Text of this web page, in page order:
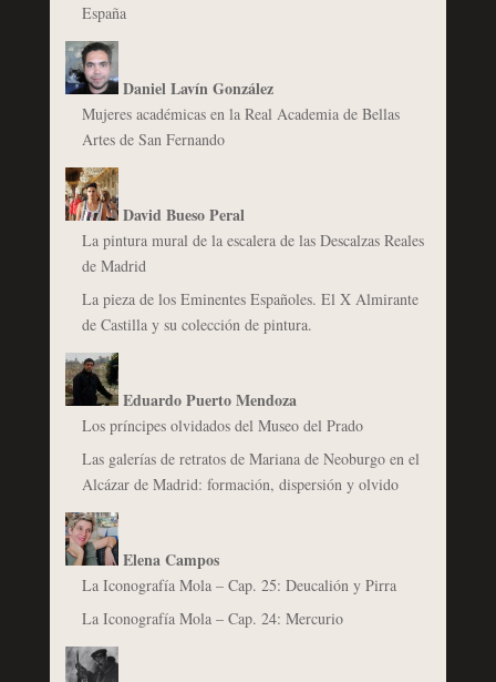
España
Daniel Lavín González
Mujeres académicas en la Real Academia de Bellas
Artes de San Fernando
David Bueso Peral
La pintura mural de la escalera de las Descalzas Reales
de Madrid
La pieza de los Eminentes Españoles. El X Almirante
de Castilla y su colección de pintura.
Eduardo Puerto Mendoza
Los príncipes olvidados del Museo del Prado
Las galerías de retratos de Mariana de Neoburgo en el
Alcázar de Madrid: formación, dispersión y olvido
Elena Campos
La Iconografía Mola – Cap. 25: Deucalión y Pirra
La Iconografía Mola – Cap. 24: Mercurio